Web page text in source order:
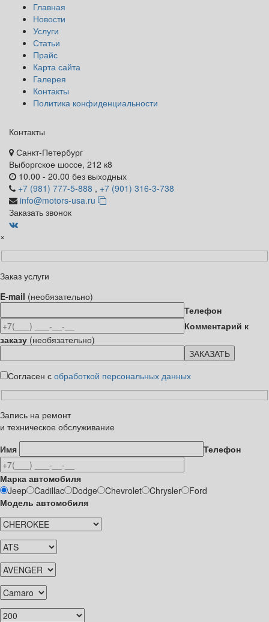
Главная
Новости
Услуги
Статьи
Прайс
Карта сайта
Галерея
Контакты
Политика конфиденциальности
Контакты
Санкт-Петербург
Выборгское шоссе, 212 к8
10.00 - 20.00 без выходных
+7 (981) 777-5-888 , +7 (901) 316-3-738
info@motors-usa.ru
Заказать звонок
×
Заказ услуги
E-mail (необязательно)
Телефон
Комментарий к
заказу (необязательно)
Согласен с обработкой персональных данных
Запись на ремонт
и техническое обслуживание
Имя
Телефон
Марка автомобиля
Jeep
Cadillac Dodge Chevrolet Chrysler
Ford
Модель автомобиля